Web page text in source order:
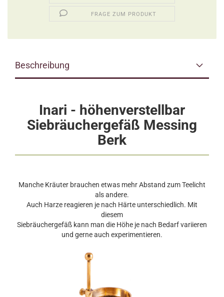
FRAGE ZUM PRODUKT
Beschreibung
Inari - höhenverstellbar
Siebräuchergefäß Messing
Berk
Manche Kräuter brauchen etwas mehr Abstand zum Teelicht
als andere.
Auch Harze reagieren je nach Härte unterschiedlich. Mit
diesem
Siebräuchergefäß kann man die Höhe je nach Bedarf variieren
und gerne auch experimentieren.